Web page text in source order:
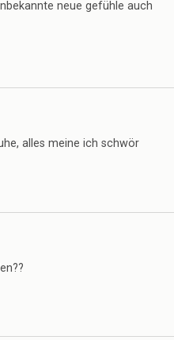
neue gefühle auch
alles meine ich schwör